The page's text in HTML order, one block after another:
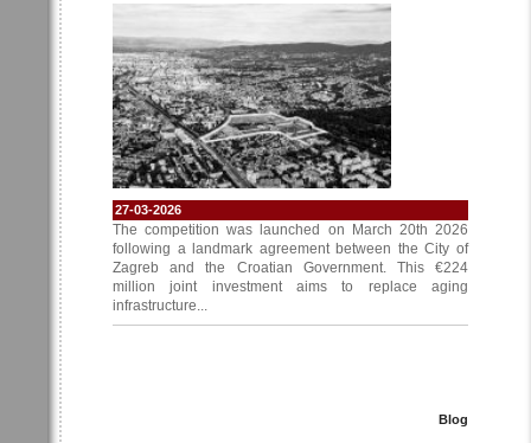
27-03-2026
The competition was launched on March 20th 2026
following a landmark agreement between the City of
Zagreb and the Croatian Government. This €224
million joint investment aims to replace aging
infrastructure...
Blog